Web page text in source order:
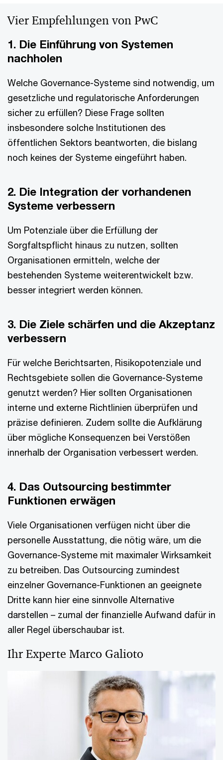
Vier Empfehlungen von PwC
1. Die Einführung von Systemen
nachholen
Welche Governance-Systeme sind notwendig, um
gesetzliche und regulatorische Anforderungen
sicher zu erfüllen? Diese Frage sollten
insbesondere solche Institutionen des
öffentlichen Sektors beantworten, die bislang
noch keines der Systeme eingeführt haben.
2. Die Integration der vorhandenen
Systeme verbessern
Um Potenziale über die Erfüllung der
Sorgfaltspflicht hinaus zu nutzen, sollten
Organisationen ermitteln, welche der
bestehenden Systeme weiterentwickelt bzw.
besser integriert werden können.
3. Die Ziele schärfen und die Akzeptanz
verbessern
Für welche Berichtsarten, Risikopotenziale und
Rechtsgebiete sollen die Governance-Systeme
genutzt werden? Hier sollten Organisationen
interne und externe Richtlinien überprüfen und
präzise definieren. Zudem sollte die Aufklärung
über mögliche Konsequenzen bei Verstößen
innerhalb der Organisation verbessert werden.
4. Das Outsourcing bestimmter
Funktionen erwägen
Viele Organisationen verfügen nicht über die
personelle Ausstattung, die nötig wäre, um die
Governance-Systeme mit maximaler Wirksamkeit
zu betreiben. Das Outsourcing zumindest
einzelner Governance-Funktionen an geeignete
Dritte kann hier eine sinnvolle Alternative
darstellen – zumal der finanzielle Aufwand dafür in
aller Regel überschaubar ist.
Ihr Experte Marco Galioto